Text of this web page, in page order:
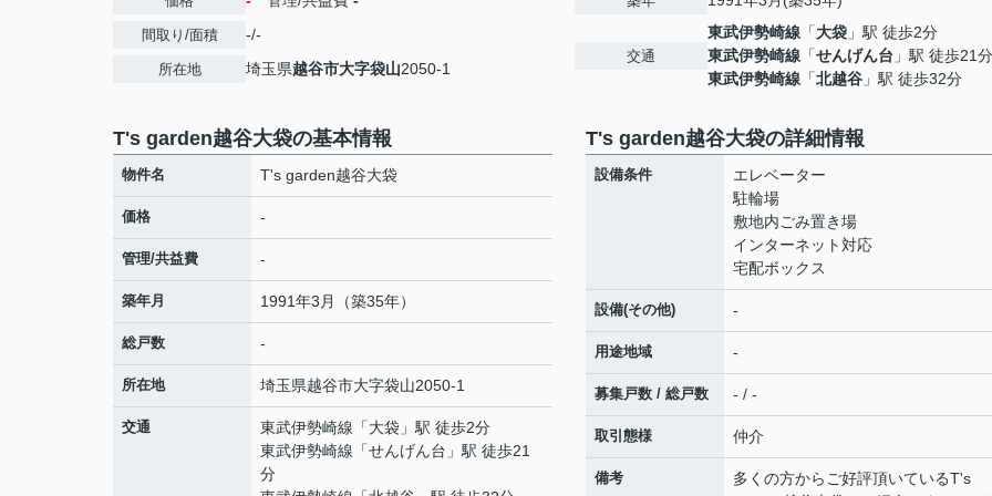
間取り/面積 -/-
所在地 埼玉県越谷市大字袋山2050-1
交通
東武伊勢崎線 「大袋 」駅 徒歩2分
東武伊勢崎線 「せんげん台 」駅 徒歩21分
東武伊勢崎線 「北越谷 」駅 徒歩32分
T's garden越谷大袋の基本情報
物件名 T's garden越谷大袋
価格 -
管理/共益費 -
築年月 1991年3月（築35年）
総戸数 -
所在地 埼玉県越谷市大字袋山2050-1
交通 東武伊勢崎線 「大袋 」駅 徒歩2分
東武伊勢崎線 「せんげん台 」駅 徒歩21
分
T's garden越谷大袋の詳細情報
設備条件
エレベーター
駐輪場
敷地内ごみ置き場
インターネット対応
宅配ボックス
設備(その他) -
用途地域 -
募集戸数 / 総戸数 - / -
取引態様 仲介
備考
多くの方からご好評頂いているT's